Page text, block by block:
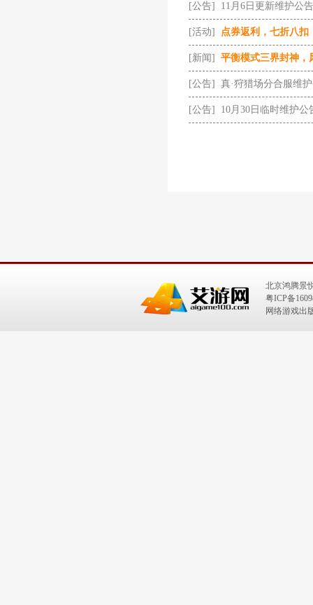
[公告] 11月6日更新维护公告
[活动] 点券返利，七折八扣
[新闻] 平衡模式三界封神，
[公告] 真·狩猎场分合服维
[公告] 10月30日临时维护公
北京鸿腾景
粤ICP备
网络游戏出